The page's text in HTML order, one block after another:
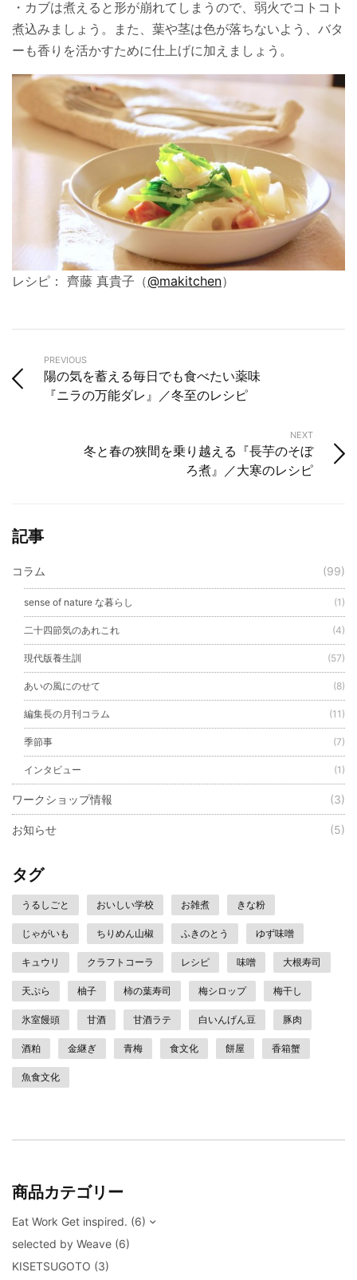
・カブは煮えると形が崩れてしまうので、弱火でコトコト
煮込みましょう。また、葉や茎は色が落ちないよう、バタ
ーも香りを活かすために仕上げに加えましょう。
レシピ： 齊藤 真貴子（@makitchen）
PREVIOUS
陽の気を蓄える毎日でも食べたい薬味
『ニラの万能ダレ』／冬至のレシピ
NEXT
冬と春の狭間を乗り越える『長芋のそぼ
ろ煮』／大寒のレシピ
記事
コラム (99)
sense of nature な暮らし (1)
二十四節気のあれこれ (4)
現代版養生訓 (57)
あいの風にのせて (8)
編集長の月刊コラム (11)
季節事 (7)
インタビュー (1)
ワークショップ情報 (3)
お知らせ (5)
タグ
うるしごと おいしい学校 お雑煮 きな粉
じゃがいも ちりめん山椒 ふきのとう ゆず味噌
キュウリ クラフトコーラ レシピ 味噌 大根寿司
天ぷら 柚子 柿の葉寿司 梅シロップ 梅干し
氷室饅頭 甘酒 甘酒ラテ 白いんげん豆 豚肉
酒粕 金継ぎ 青梅 食文化 餅屋 香箱蟹
魚食文化
商品カテゴリー
Eat Work Get inspired. (6)
selected by Weave (6)
KISETSUGOTO (3)